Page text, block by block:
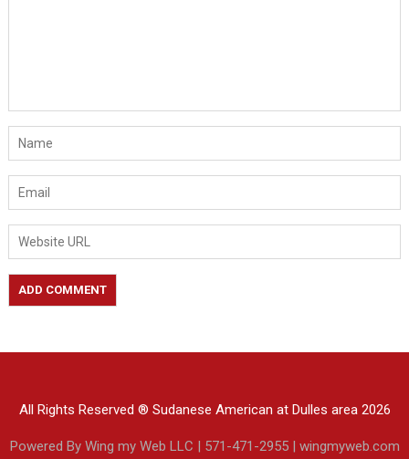
All Rights Reserved ® Sudanese American at Dulles area 2026
Powered By Wing my Web LLC | 571-471-2955 | wingmyweb.com